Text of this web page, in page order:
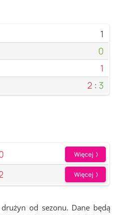
1
0
1
2 : 3
Więcej
Więcej
od sezonu. Dane będą